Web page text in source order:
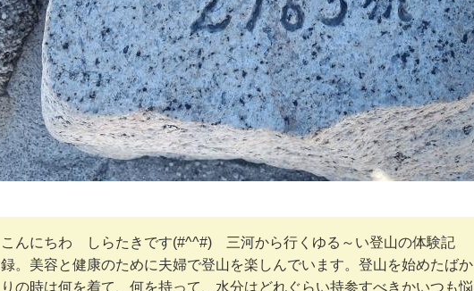
こんにちわ しらたきです(#^^#) 三河から行くゆる～い登山の体験記
録。美容と健康のために夫婦で登山を楽しんでいます。登山を始めたばか
りの時は何を着て、何を持って、水分はどれぐらい持参すべきかいつも悩